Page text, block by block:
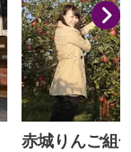
赤城りんご組